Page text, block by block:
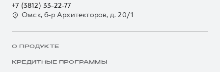
+7 (3812) 33-22-77
Омск, б-р Архитекторов, д. 20/1
О ПРОДУКТЕ
КРЕДИТНЫЕ ПРОГРАММЫ